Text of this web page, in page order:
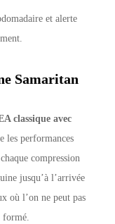
et alerte
Samaritan
classique avec
les performances
compression
jusqu’à l’arrivée
où l’on ne peut pas